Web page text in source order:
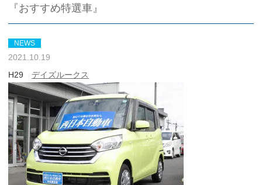
『おすすめ特選車』
NEWS
2021.10.19
H29デイズルークス